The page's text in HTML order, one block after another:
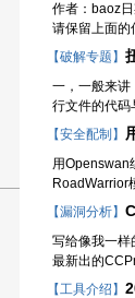
作者：baoz
请保留上面的
【破解专题】
一，一般来讲
行文件的代码
【安全配制】
用
RoadWarrior
【漏洞分析】
写给像我一样
最新出的
【工具介绍】